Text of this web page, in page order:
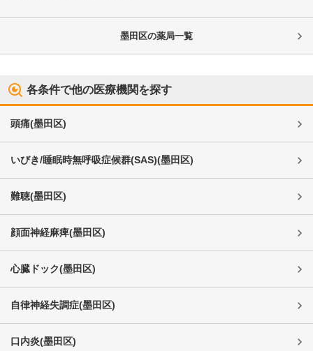
墨田区の薬局一覧
各条件で他の医療機関を探す
頭痛(墨田区)
いびき/睡眠時無呼吸症候群(SAS)(墨田区)
難聴(墨田区)
顔面神経麻痺(墨田区)
心臓ドック(墨田区)
自律神経失調症(墨田区)
口内炎(墨田区)